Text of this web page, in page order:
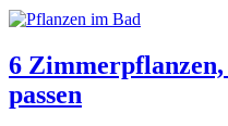
6
passen